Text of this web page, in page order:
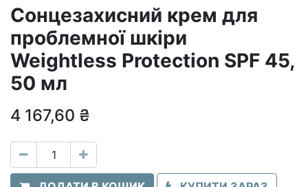
Сонцезахисний крем для
проблемної шкіри
Weightless Protection SPF 45,
50 мл
4 167,60 ₴